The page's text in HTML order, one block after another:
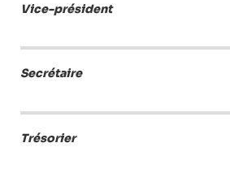
Vice-président
Secrétaire
Trésorier